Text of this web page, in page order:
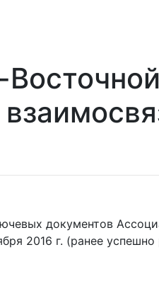
документов
2016 г. (ранее